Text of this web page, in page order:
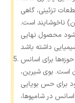
تزئینی، گاهی
ناخوشایند است.
محصول نهایی
برای اسانس
است. بوی شیرین،
برای حس بویایی
در شامپوها،